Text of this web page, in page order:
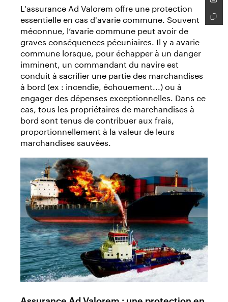
L'assurance Ad Valorem offre une protection
essentielle en cas d'avarie commune. Souvent
méconnue, l’avarie commune peut avoir de
graves conséquences pécuniaires. Il y a avarie
commune lorsque, pour échapper à un danger
imminent, un commandant du navire est
conduit à sacrifier une partie des marchandises
à bord (ex : incendie, échouement...) ou à
engager des dépenses exceptionnelles. Dans ce
cas, tous les propriétaires de marchandises à
bord sont tenus de contribuer aux frais,
proportionnellement à la valeur de leurs
marchandises sauvées.